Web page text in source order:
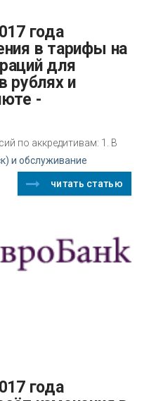
в тарифы на
для
рублях и
-
по аккредитивам: 1. В
и обслуживание
читать статью